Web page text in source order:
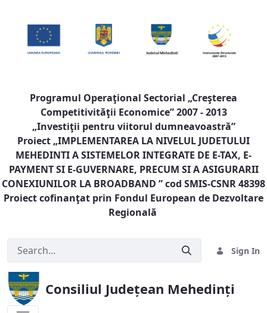
Programul Operaţional Sectorial „Creşterea
Competitivităţii Economice” 2007 - 2013
„Investiţii pentru viitorul dumneavoastră”
Proiect „IMPLEMENTAREA LA NIVELUL JUDETULUI
MEHEDINTI A SISTEMELOR INTEGRATE DE E-TAX, E-
PAYMENT SI E-GUVERNARE, PRECUM SI A ASIGURARII
CONEXIUNILOR LA BROADBAND ” cod SMIS-CSNR 48398
Proiect cofinanţat prin Fondul European de Dezvoltare
Regională
Sign In
Consiliul Județean Mehedinți